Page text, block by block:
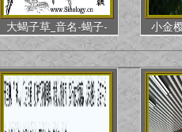
大蝎子草_音名-蝎子- 小金